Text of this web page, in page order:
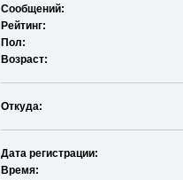
Сообщений:
Рейтинг:
Пол:
Возраст:
Откуда:
Дата регистрации:
Время: